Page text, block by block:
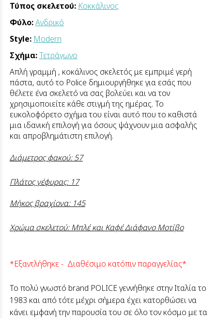
Τύπος σκελετού: Κοκκάλινος
Φύλο:Ανδρικό
Style: Modern
Σχήμα:Τετράγωνο
Απλή γραμμή , κοκάλινος σκελετός με εμπριμέ γερή
πάστα, αυτό το Police δημιουργήθηκε για εσάς που
θέλετε ένα σκελετό να σας βολεύει και να τον
χρησιμοποιείτε κάθε στιγμή της ημέρας. Το
ευκολοφόρετο σχήμα του είναι αυτό που το καθιστά
μια ιδανική επιλογή για όσους ψάχνουν μια ασφαλής
και απροβλημάτιστη επιλογή.
Διάμετρος φακού: 57
Πλάτος γέφυρας: 17
Μήκος βραχίονα: 145
Χρώμα σκελετού: Μπλέ και Καφέ Διάφανο Μοτίβο
*Εξαντλήθηκε - Διαθέσιμο κατόπιν παραγγελίας*
Το πολύ γνωστό brand POLICE γεννήθηκε στην Ιταλία το
1983 και από τότε μέχρι σήμερα έχει κατορθώσει να
κάνει εμφανή την παρουσία του σε όλο τον κόσμο με τα